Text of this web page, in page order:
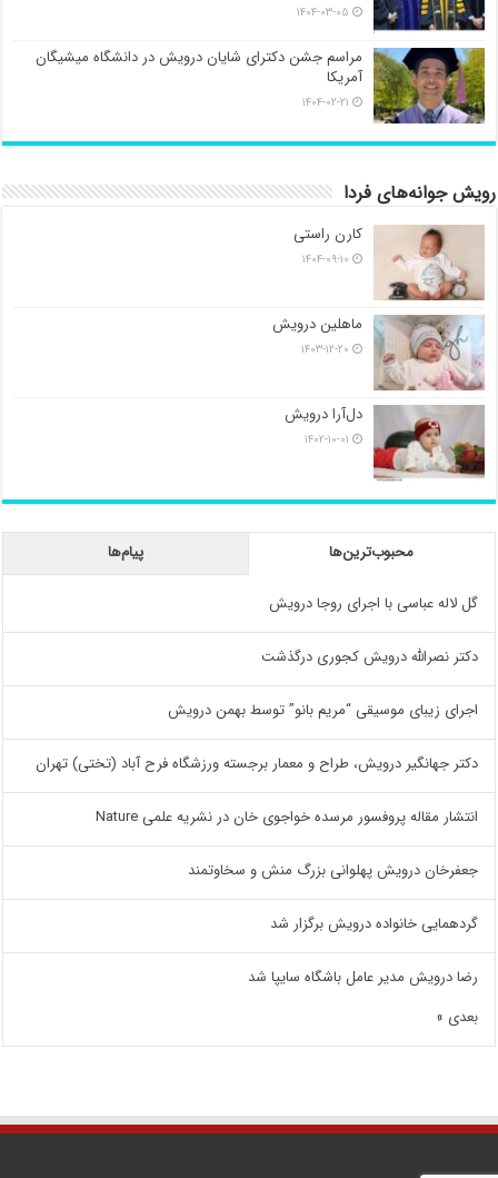
۱۴۰۴-۰۳-۰۵
مراسم جشن دکترای شایان درویش در دانشگاه میشیگان
آمریکا
۱۴۰۴-۰۲-۲۱
رویش جوانه‌های فردا
کارن راستی
۱۴۰۴-۰۹-۱۰
ماهلین درویش
۱۴۰۳-۱۲-۲۰
دل‌آرا درویش
۱۴۰۲-۱۰-۰۱
محبوب‌ترین‌ها پیام‌ها
گل لاله عباسی با اجرای روجا درویش
دکتر نصرالله درویش کجوری درگذشت
اجرای زیبای موسیقی “مریم بانو” توسط بهمن درویش
دکتر جهانگیر درویش، طراح و معمار برجسته ورزشگاه فرح آباد (تختی) تهران
انتشار مقاله پروفسور مرسده خواجوی خان در نشریه علمی Nature
جعفرخان درویش پهلوانی بزرگ منش و سخاوتمند
گردهمایی خانواده درویش برگزار شد
رضا درویش مدیر عامل باشگاه سایپا شد
بعدی »